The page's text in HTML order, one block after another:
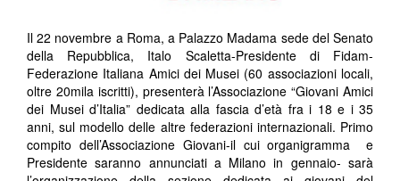
Il 22 novembre a Roma, a Palazzo Madama sede del Senato
della Repubblica, Italo Scaletta-Presidente di Fidam-
Federazione Italiana Amici dei Musei (60 associazioni locali,
oltre 20mila iscritti), presenterà l’Associazione “Giovani Amici
dei Musei d’Italia” dedicata alla fascia d’età fra i 18 e i 35
anni, sul modello delle altre federazioni internazionali. Primo
compito dell’Associazione Giovani-il cui organigramma e
Presidente saranno annunciati a Milano in gennaio- sarà